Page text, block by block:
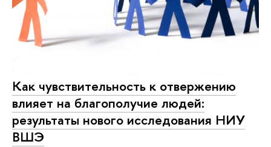
Как чувствительность к отвержению
влияет на благополучие людей:
результаты нового исследования НИУ
ВШЭ